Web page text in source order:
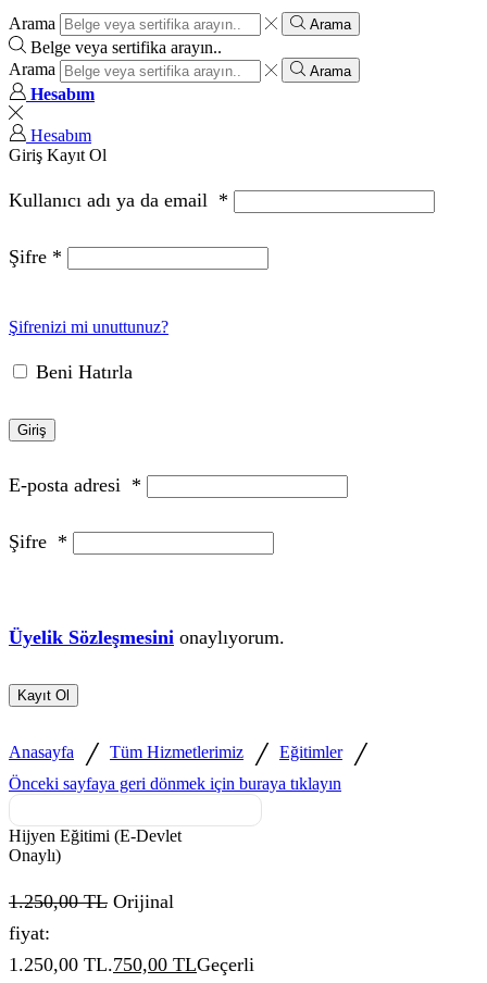
Arama Arama
Belge veya sertifika arayın..
Arama
Arama
Hesabım
Hesabım
Giriş Kayıt Ol
Kullanıcı adı ya da email *
Şifre *
Şifrenizi mi unuttunuz?
Beni Hatırla
Giriş
E-posta adresi *
Şifre *
Üyelik Sözleşmesini onaylıyorum.
Kayıt Ol
Anasayfa / Tüm Hizmetlerimiz / Eğitimler /
Önceki sayfaya geri dönmek için buraya tıklayın
Hijyen Eğitimi (E-Devlet
Onaylı)
1.250,00TL Orijinal
fiyat:
1.250,00 TL.750,00 TLGeçerli